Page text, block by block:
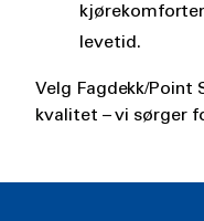
levetid.
Velg Fagdekk/Point
kvalitet – vi sørger